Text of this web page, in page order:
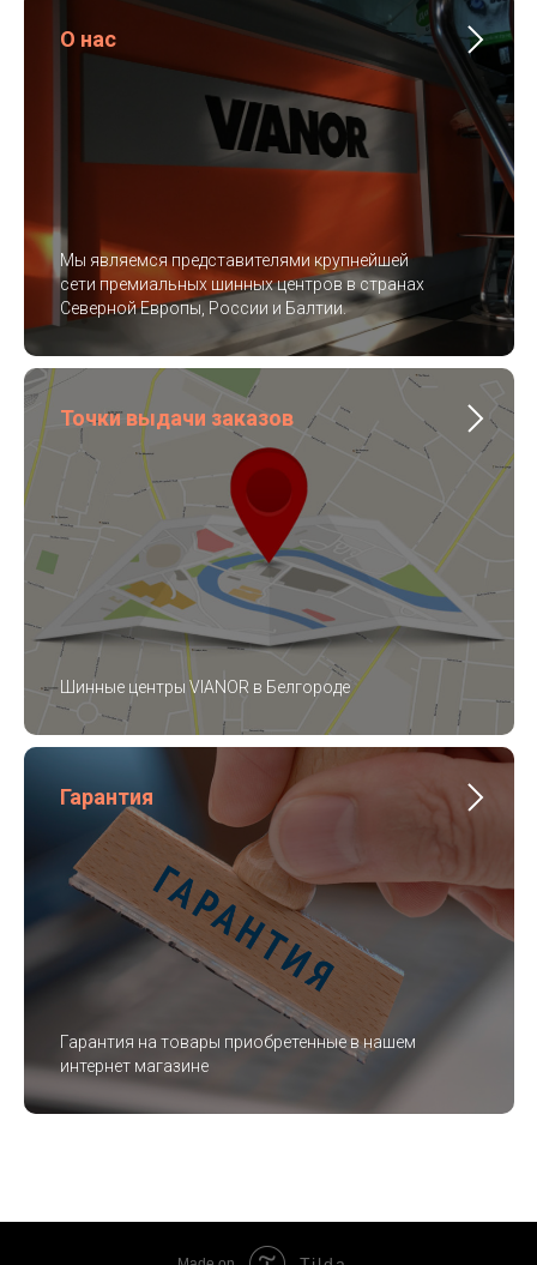
О нас
Мы являемся представителями крупнейшей
сети премиальных шинных центров в странах
Северной Европы, России и Балтии.
Точки выдачи заказов
Шинные центры VIANOR в Белгороде
Гарантия
Гарантия на товары приобретенные в нашем
интернет магазине